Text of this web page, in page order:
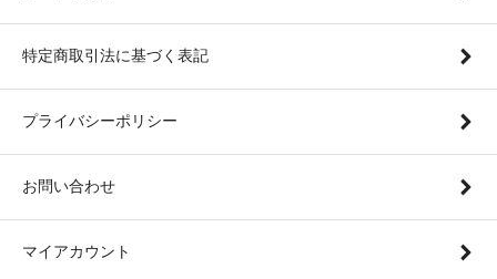
特定商取引法に基づく表記
プライバシーポリシー
お問い合わせ
マイアカウント